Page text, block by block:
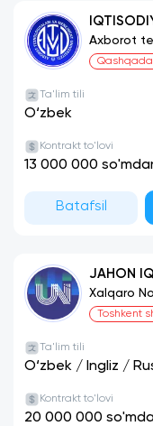
Axborot
Ta'lim tili
O‘zbek
Kontrakt to'lovi
13 000 000
Batafsil
JAHON
Xalqaro
Toshkent
Ta'lim tili
O‘zbek / Ingliz /
Kontrakt to'lovi
20 000 000